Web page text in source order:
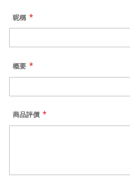
昵稱
概要
商品評價